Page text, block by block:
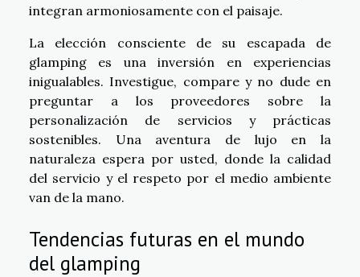
integran armoniosamente con el paisaje.
La elección consciente de su escapada de
glamping es una inversión en experiencias
inigualables. Investigue, compare y no dude en
preguntar a los proveedores sobre la
personalización de servicios y prácticas
sostenibles. Una aventura de lujo en la
naturaleza espera por usted, donde la calidad
del servicio y el respeto por el medio ambiente
van de la mano.
Tendencias futuras en el mundo
del glamping